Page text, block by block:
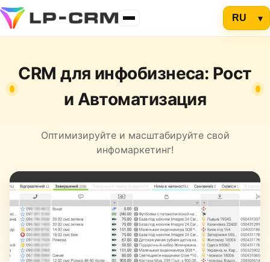
CRM для инфобизнеса: Рост
и Автоматизация
Оптимизируйте и масштабируйте свой
инфомаркетинг!